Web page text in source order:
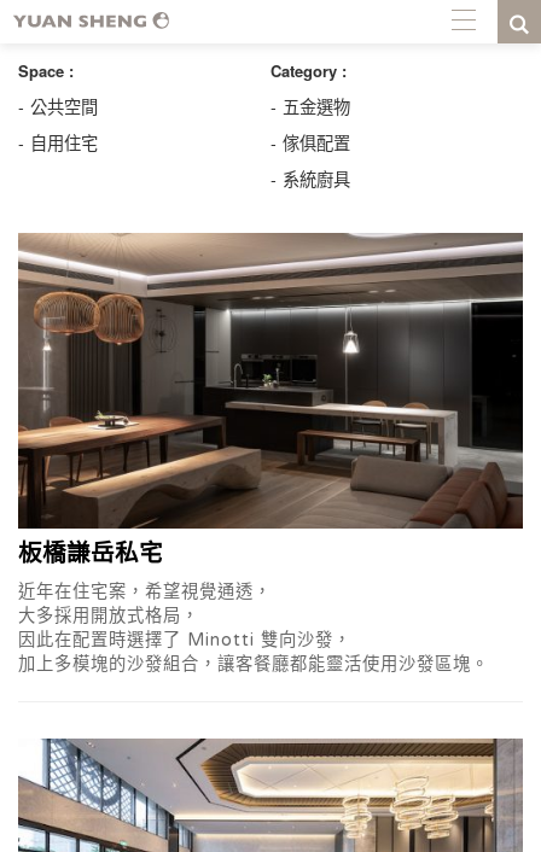
Space :
公共空間
自用住宅
Category :
五金選物
傢俱配置
系統廚具
板橋謙岳私宅
近年在住宅案，希望視覺通透，
大多採用開放式格局，
因此在配置時選擇了 Minotti 雙向沙發，
加上多模塊的沙發組合，讓客餐廳都能靈活使用沙發區塊。